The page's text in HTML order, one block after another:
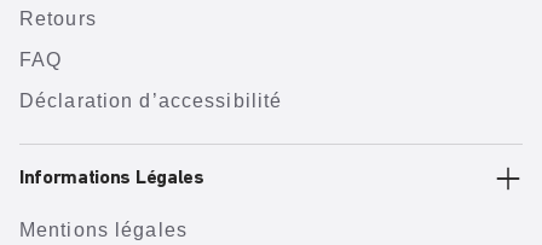
Retours
FAQ
Déclaration d’accessibilité
Informations Légales
Mentions légales